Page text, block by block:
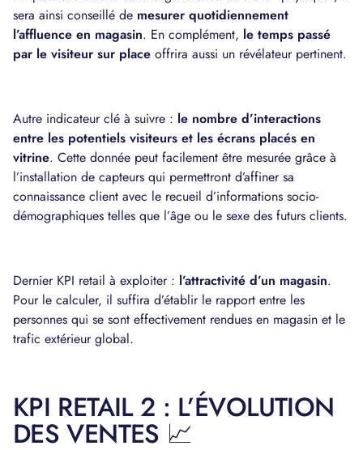
sera ainsi conseillé de mesurer quotidiennement
l’affluence en magasin. En complément, le temps passé
par le visiteur sur place offrira aussi un révélateur pertinent.
Autre indicateur clé à suivre : le nombre d’interactions
entre les potentiels visiteurs et les écrans placés en
vitrine. Cette donnée peut facilement être mesurée grâce à
l’installation de capteurs qui permettront d’affiner sa
connaissance client avec le recueil d’informations socio-
démographiques telles que l’âge ou le sexe des futurs clients.
Dernier KPI retail à exploiter : l’attractivité d’un magasin.
Pour le calculer, il suffira d’établir le rapport entre les
personnes qui se sont effectivement rendues en magasin et le
trafic extérieur global.
KPI RETAIL 2 : L’ÉVOLUTION
DES VENTES 📈